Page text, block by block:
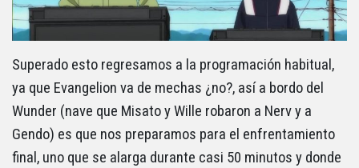
Superado esto regresamos a la programación habitual,
ya que Evangelion va de mechas ¿no?, así a bordo del
Wunder (nave que Misato y Wille robaron a Nerv y a
Gendo) es que nos preparamos para el enfrentamiento
final, uno que se alarga durante casi 50 minutos y donde